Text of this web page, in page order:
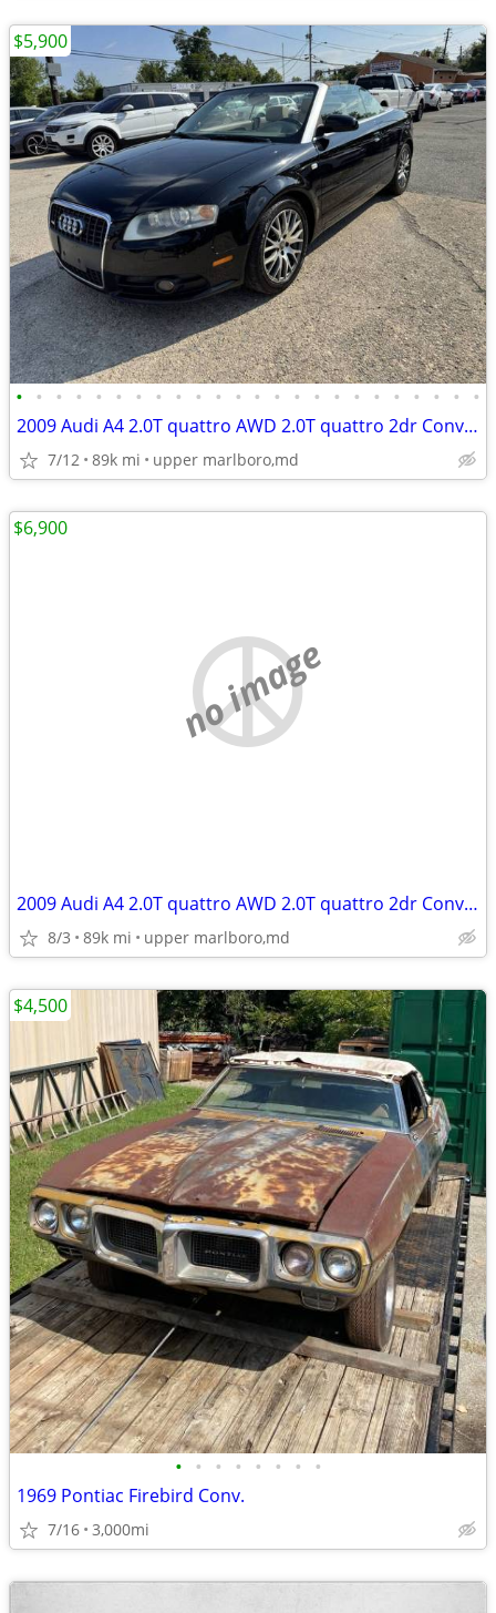
• • • • • • • • • • • • • • • • • • • • • • • •
2009 Audi A4 2.0T quattro AWD 2.0T quattro 2dr Convertible 6A
7/12 89k mi upper marlboro,md
$5,900
no image
2009 Audi A4 2.0T quattro AWD 2.0T quattro 2dr Convertible 6A
8/3 89k mi upper marlboro,md
$6,900
• • • • • • • •
1969 Pontiac Firebird Conv.
7/16 3,000mi
$4,500